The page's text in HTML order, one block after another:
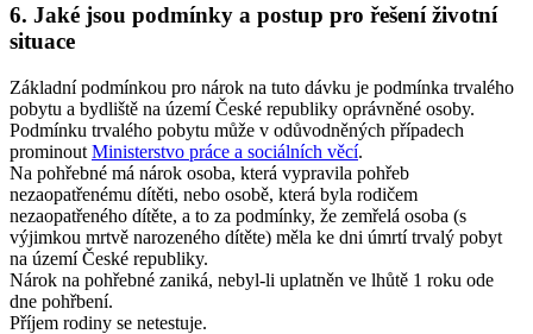
6. Jaké jsou podmínky a postup pro řešení životní
situace
Základní podmínkou pro nárok na tuto dávku je podmínka trvalého
pobytu a bydliště na území České republiky oprávněné osoby.
Podmínku trvalého pobytu může v odůvodněných případech
prominout Ministerstvo práce a sociálních věcí.
Na pohřebné má nárok osoba, která vypravila pohřeb
nezaopatřenému dítěti, nebo osobě, která byla rodičem
nezaopatřeného dítěte, a to za podmínky, že zemřelá osoba (s
výjimkou mrtvě narozeného dítěte) měla ke dni úmrtí trvalý pobyt
na území České republiky.
Nárok na pohřebné zaniká, nebyl-li uplatněn ve lhůtě 1 roku ode
dne pohřbení.
Příjem rodiny se netestuje.